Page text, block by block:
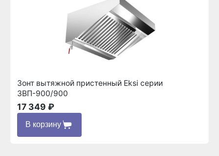
Зонт вытяжной пристенный Eksi серии
ЗВП-900/900
17 349 ₽
В корзину